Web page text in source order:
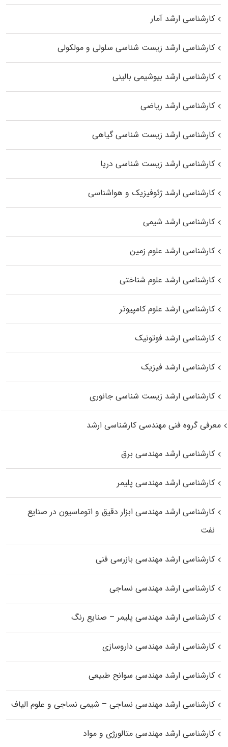
کارشناسی ارشد آمار
کارشناسی ارشد زیست شناسی سلولی و مولکولی
کارشناسی ارشد بیوشیمی بالینی
کارشناسی ارشد ریاضی
کارشناسی ارشد زیست‌ شناسی گیاهی
کارشناسی ارشد زیست‌ شناسی دریا
کارشناسی ارشد ژئوفیزیک و هواشناسی
کارشناسی ارشد شیمی
کارشناسی ارشد علوم زمین
کارشناسی ارشد علوم شناختی
کارشناسی ارشد علوم کامپیوتر
کارشناسی ارشد فوتونیک
کارشناسی ارشد فیزیک
کارشناسی ارشد زیست‌ شناسی جانوری
معرفی گروه فنی مهندسی کارشناسی ارشد
کارشناسی ارشد مهندسی برق
کارشناسی ارشد مهندسی پلیمر
کارشناسی ارشد مهندسی ابزار دقیق و اتوماسیون در صنایع
نفت
کارشناسی ارشد مهندسی بازرسی فنی
کارشناسی ارشد مهندسی نساجی
کارشناسی ارشد مهندسی پلیمر – صنایع رنگ
کارشناسی ارشد مهندسی داروسازی
کارشناسی ارشد مهندسی سوانح طبیعی
کارشناسی ارشد مهندسی نساجی – شیمی نساجی و علوم الیاف
کارشناسی ارشد مهندسی متالورژی و مواد